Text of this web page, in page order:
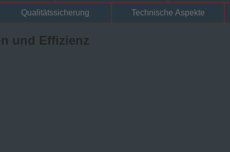
Qualitätssicherung Technische Aspekte
und Effizienz